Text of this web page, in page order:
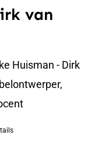
van
Huisman - Dirk